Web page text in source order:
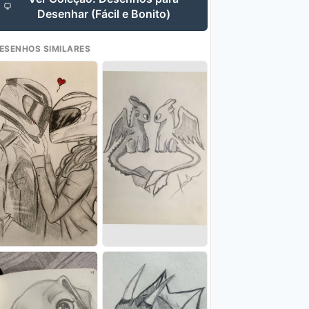
Desenhar (Fácil e Bonito)
SIMILARES